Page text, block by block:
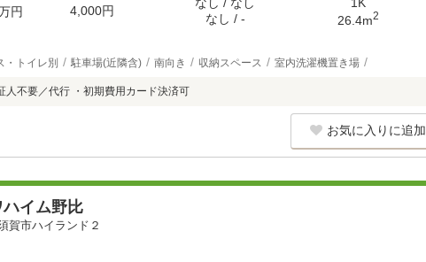
円 4,000円
なし / -
26.4m2
・トイレ別 駐車場(近隣含) 南向き 収納スペース 室内洗濯機置き場
人不要／代行 ・初期費用カード決済可
お気に入りに追加
イム野比
賀市ハイランド２